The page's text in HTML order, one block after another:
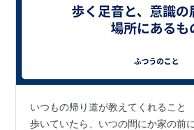
いつもの帰り道が教えてくれること
歩いていたら、いつの間にか家の前